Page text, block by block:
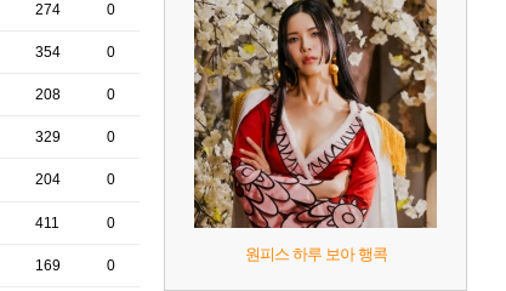
274 0
354 0
208 0
329 0
204 0
411 0
169 0
원피스 하루 보아 행콕